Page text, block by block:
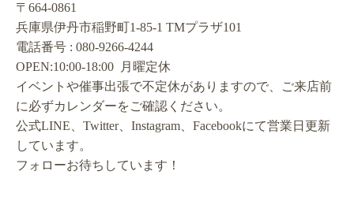
〒664-0861
兵庫県伊丹市稲野町1-85-1 TMプラザ101
電話番号 : 080-9266-4244
OPEN:10:00-18:00 月曜定休
イベントや催事出張で不定休がありますので、ご来店前
に必ずカレンダーをご確認ください。
公式LINE、Twitter、Instagram、Facebookにて営業日更新
しています。
フォローお待ちしています！